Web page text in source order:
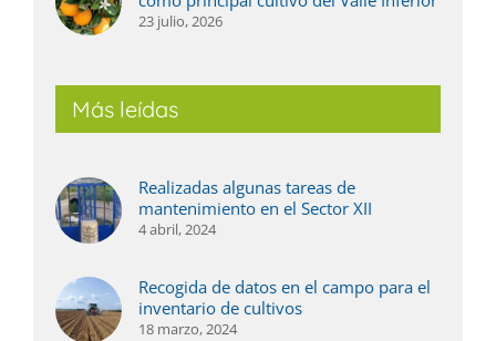
23 julio, 2026
Más leídas
Realizadas algunas tareas de
mantenimiento en el Sector XII
4 abril, 2024
Recogida de datos en el campo para el
inventario de cultivos
18 marzo, 2024